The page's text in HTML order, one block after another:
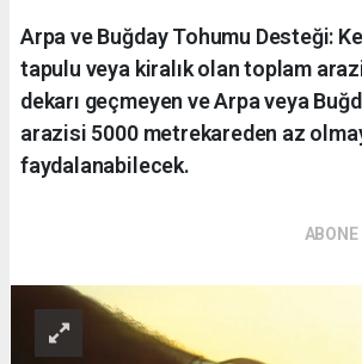
Arpa ve Buğday Tohumu Desteği:
tapulu veya kiralık olan toplam arazi
dekarı geçmeyen ve Arpa veya
arazisi 5000 metrekareden az
faydalanabilecek.
ABONE